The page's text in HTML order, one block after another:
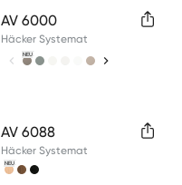
AV 6000
Häcker Systemat
Available colors
NEU
AV 6088
Häcker Systemat
Available colors
NEU